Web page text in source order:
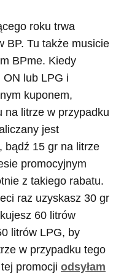
roku trwa
BP. Tu także musicie
BPme. Kiedy
lub LPG i
kuponem,
na litrze w przypadku
jest
bądź 15 gr na litrze
promocyjnym
z takiego rabatu.
raz uzyskasz 30 gr
60 litrów
litrów LPG, by
w przypadku tego
promocji odsyłam